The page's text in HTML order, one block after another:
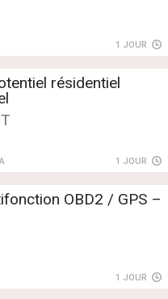
1 JOUR
résidentiel
1 JOUR
OBD2 / GPS –
1 JOUR